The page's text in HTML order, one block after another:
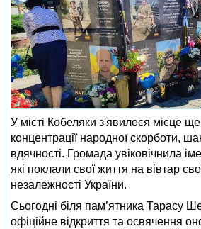
У місті Кобеляки з'явилося місце
концентрації народної скорботи,
вдячності. Громада увіковічнила
які поклали свої життя на вівтар
незалежності України.
Сьогодні біля пам’ятника Тарасу
офіційне відкриття та освячення